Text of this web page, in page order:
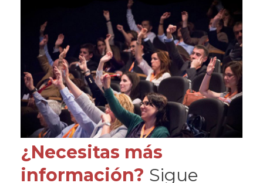
¿Necesitas más
información? Sigue